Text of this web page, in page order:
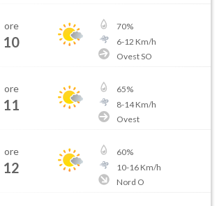
ore
10
70%
6-12 Km/h
Ovest SO
ore
11
65%
8-14Km/h
Ovest
ore
12
60%
10-16Km/h
Nord O